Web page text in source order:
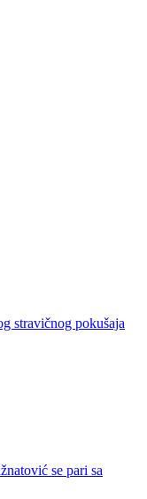
stravičnog pokušaja
se pari sa